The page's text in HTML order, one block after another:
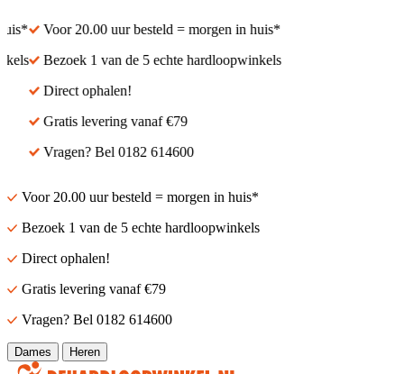
Voor 20.00 uur besteld = morgen in huis*
Bezoek 1 van de 5 echte hardloopwinkels
Direct ophalen!
Gratis levering vanaf €79
Vragen? Bel 0182 614600
Voor 20.00 uur besteld = morgen in huis*
Bezoek 1 van de 5 echte hardloopwinkels
Direct ophalen!
Gratis levering vanaf €79
Vragen? Bel 0182 614600
Dames Heren